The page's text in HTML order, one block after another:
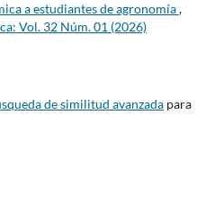
a estudiantes de agronomía,
Vol. 32 Núm. 01 (2026)
de similitud avanzadapara